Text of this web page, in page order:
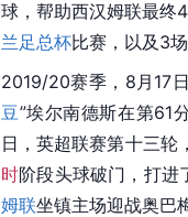
球，帮助西汉姆联最终
兰足总杯比赛，以及3场
2019/20赛季，8月17
豆”埃尔南德斯在第61
日，英超联赛第十三轮
时阶段头球破门，打进
姆联坐镇主场迎战奥巴